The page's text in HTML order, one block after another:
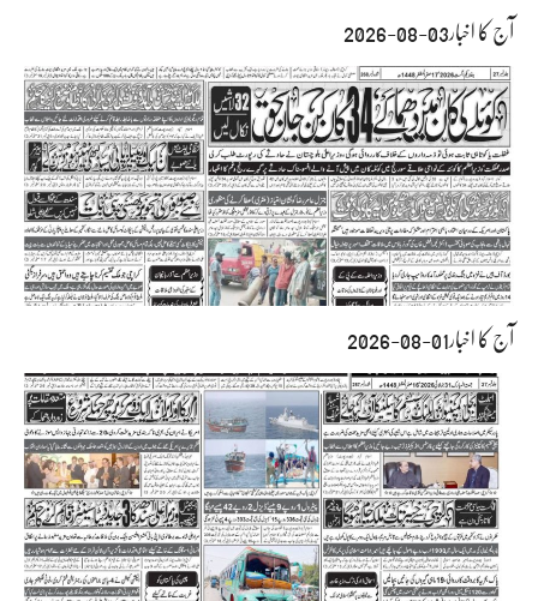
آج کا اخبار03-08-2026
آج کا اخبار01-08-2026